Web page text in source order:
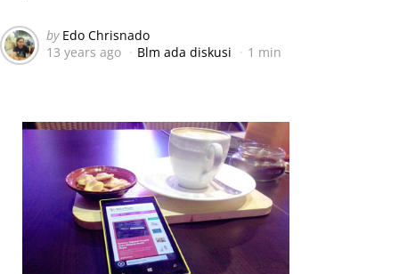
Posted
by
by Edo Chrisnado
13 years ago
Blm ada diskusi 1 min